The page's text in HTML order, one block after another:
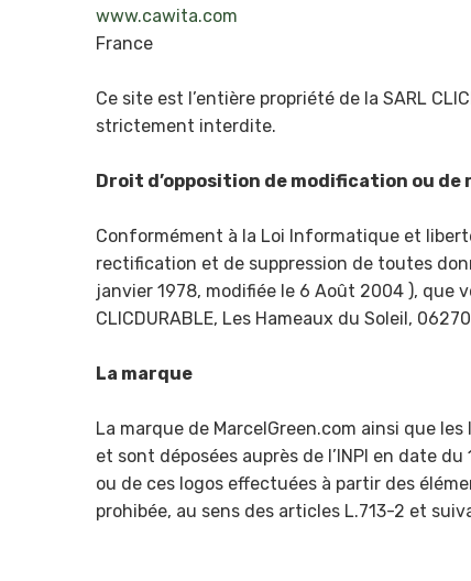
www.cawita.com
France
Ce site est l’entière propriété de la SARL
strictement interdite.
Droit d’opposition de modification ou
Conformément à la Loi Informatique et
rectification et de suppression de toutes
janvier 1978, modifiée le 6 Août 2004 ), que
CLICDURABLE, Les Hameaux du Soleil,
La marque
La marque de MarcelGreen.com ainsi que
et sont déposées auprès de l’INPI en date
ou de ces logos effectuées à partir des
prohibée, au sens des articles L.713-2 et